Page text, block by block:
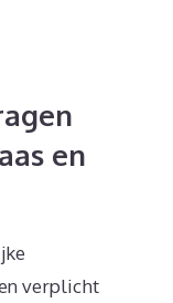
en
verplicht